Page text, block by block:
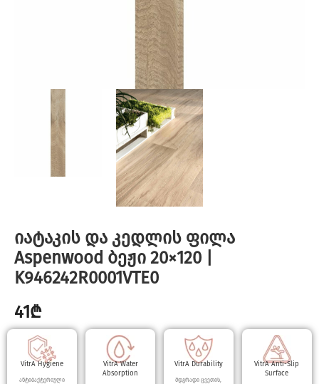
იატაკის და კედლის ფილა
Aspenwood ბეჟი 20×120 |
K946242R0001VTE0
41₾
VitrA Hygiene
ანტიბაქტერიული
VitrA Water
Absorption
VitrA Durability
მდგრადი ცვეთის,
VitrA Anti-Slip
Surface